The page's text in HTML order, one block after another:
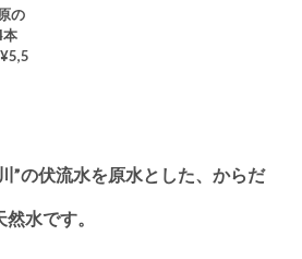
の
本
”の伏流水を原水とした、からだ
水です。